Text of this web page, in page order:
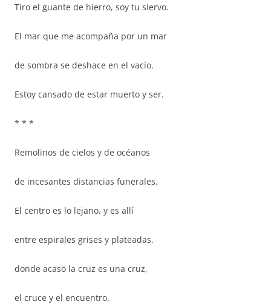
Tiro el guante de hierro, soy tu siervo.
El mar que me acompaña por un mar
de sombra se deshace en el vacío.
Estoy cansado de estar muerto y ser.
* * *
Remolinos de cielos y de océanos
de incesantes distancias funerales.
El centro es lo lejano, y es allí
entre espirales grises y plateadas,
donde acaso la cruz es una cruz,
el cruce y el encuentro.